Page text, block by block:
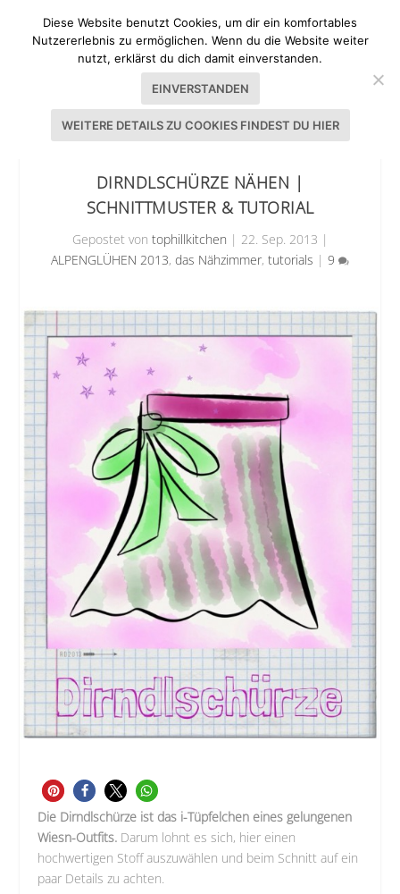
DIRNDLSCHÜRZE NÄHEN |
SCHNITTMUSTER & TUTORIAL
Gepostet von tophillkitchen | 22. Sep. 2013 |
ALPENGLÜHEN 2013, das Nähzimmer, tutorials | 9
Die Dirndlschürze ist das i-Tüpfelchen eines gelungenen
Wiesn-Outfits. Darum lohnt es sich, hier einen
hochwertigen Stoff auszuwählen und beim Schnitt auf ein
paar Details zu achten.
Diese Website benutzt Cookies, um dir ein komfortables
Nutzererlebnis zu ermöglichen. Wenn du die Website weiter
nutzt, erklärst du dich damit einverstanden.
EINVERSTANDEN
WEITERE DETAILS ZU COOKIES FINDEST DU HIER